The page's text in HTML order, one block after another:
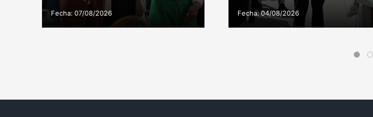
Fecha: 07/08/2026 Fecha: 04/08/2026